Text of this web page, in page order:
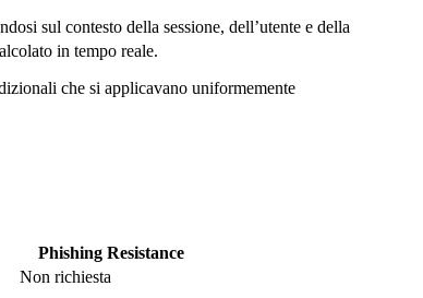
sul contesto della sessione, dell’utente e della
in tempo reale.
che si applicavano uniformemente
Phishing Resistance
Non richiesta